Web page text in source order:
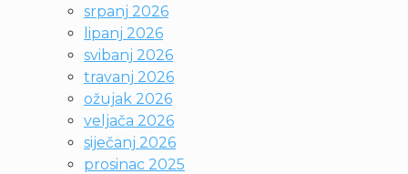
srpanj 2026
lipanj 2026
svibanj 2026
travanj 2026
ožujak 2026
veljača 2026
siječanj 2026
prosinac 2025